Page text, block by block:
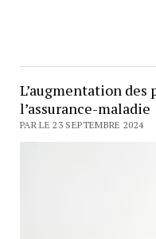
L’augmentation des
l’assurance-maladie
PAR LE 23 SEPTEMBRE 2024